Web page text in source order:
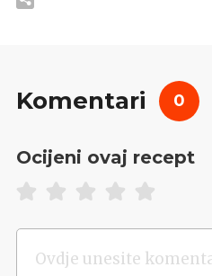
Komentari 0
Ocijeni ovaj recept